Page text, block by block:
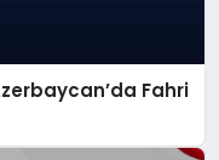
Fahri